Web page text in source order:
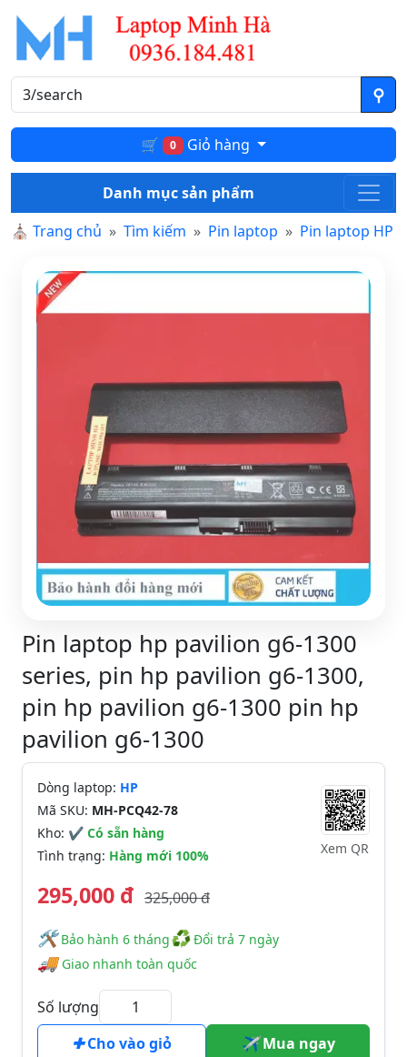
🛒 0 Giỏ hàng
Danh mục sản phẩm
⛪ Trang chủ Tìm kiếm Pin laptop Pin laptop HP
Pin laptop hp pavilion g6-1300
series, pin hp pavilion g6-1300,
pin hp pavilion g6-1300 pin hp
pavilion g6-1300
Dòng laptop: HP
Mã SKU: MH-PCQ42-78
Kho: ✔ Có sẵn hàng
Tình trạng: Hàng mới 100% Xem QR
295,000 đ 325,000 đ
🛠️️ Bảo hành 6 tháng♻Đổi trả 7 ngày
🚚Giao nhanh toàn quốc
Số lượng
Cho vào giỏ
Mua ngay